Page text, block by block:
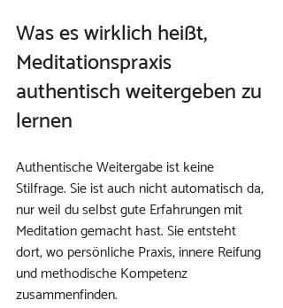
Was es wirklich heißt,
Meditationspraxis
authentisch weitergeben zu
lernen
Authentische Weitergabe ist keine
Stilfrage. Sie ist auch nicht automatisch da,
nur weil du selbst gute Erfahrungen mit
Meditation gemacht hast. Sie entsteht
dort, wo persönliche Praxis, innere Reifung
und methodische Kompetenz
zusammenfinden.